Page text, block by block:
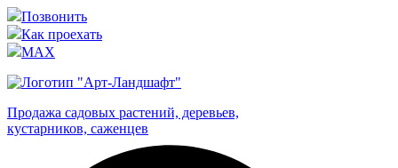
Позвонить
Как проехать
MAX
Продажа садовых растений, деревьев,
кустарников, саженцев